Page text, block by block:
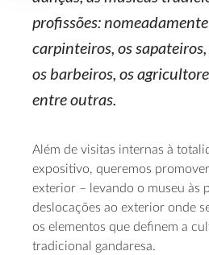
profissões:
carpinteiros, os
os barbeiros, os
entre outras.
Além de visitas internas à
expositivo, queremos
exterior – levando o museu às
deslocações ao exterior onde
os elementos que definem a
tradicional gandaresa.